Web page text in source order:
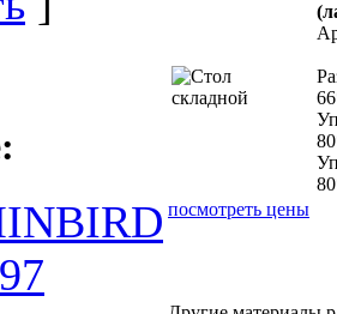
посмотреть цены